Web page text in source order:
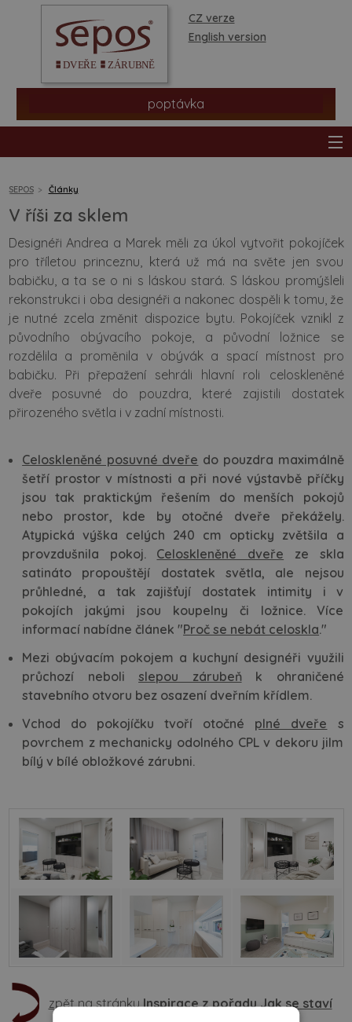
CZ verze
English version
poptávka
prodejní síť
informace a rady
SEPOS Články
V říši za sklem
Designéři Andrea a Marek měli za úkol vytvořit pokojíček
pro tříletou princeznu, která už má na světe jen svou
babičku, a ta se o ni s láskou stará. S láskou promýšleli
rekonstrukci i oba designéři a nakonec dospěli k tomu, že
je nutné zcela změnit dispozice bytu. Pokojíček vznikl z
původního obývacího pokoje, a původní ložnice se
rozdělila a proměnila v obývák a spací místnost pro
babičku. Při přepažení sehráli hlavní roli celoskleněné
dveře posuvné do pouzdra, které zajistili dostatek
přirozeného světla i v zadní místnosti.
Celoskleněné posuvné dveře do pouzdra maximálně
šetří prostor v místnosti a při nové výstavbě příčky
jsou tak praktickým řešením do menších pokojů
nebo prostor, kde by otočné dveře překážely.
Atypická výška celých 240 cm opticky zvětšila a
provzdušnila pokoj. Celoskleněné dveře ze skla
satináto propouštějí dostatek světla, ale nejsou
průhledné, a tak zajišťují dostatek intimity i v
pokojích jakými jsou koupelny či ložnice. Více
informací nabídne článek "Proč se nebát celoskla."
Mezi obývacím pokojem a kuchyní designéři využili
průchozí nebolislepou zárubeňk ohraničené
stavebního otvoru bez osazení dveřním křídlem.
Vchod do pokojíčku tvoří otočné plné dveře s
povrchem z mechanicky odolného CPL v dekoru jilm
bílý v bílé obložkové zárubni.
zpět na stránkuInspirace z pořadu Jak se staví